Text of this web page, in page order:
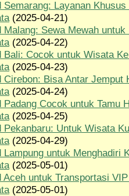
Semarang: Layanan
(2025-04-21)
Malang: Sewa Mewah
(2025-04-22)
Bali: Cocok untuk Wisata
(2025-04-23)
Cirebon: Bisa Antar Jemput
(2025-04-24)
Padang Cocok untuk Tamu
(2025-04-25)
Pekanbaru: Untuk Wisata
(2025-04-29)
Lampung untuk Menghadiri
(2025-05-01)
Aceh untuk Transportasi
(2025-05-01)